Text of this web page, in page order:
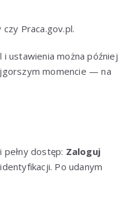
Praca.gov.pl.
ustawienia można później
momencie — na
dostęp: Zaloguj
Po udanym